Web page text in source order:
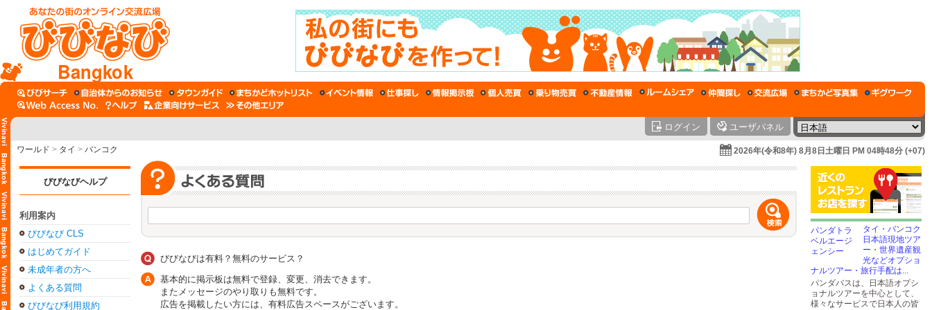
Bangkok
ログイン ユーザパネル
ワールド > タイ > バンコク 2026年(令和8年) 8月8日土曜日 PM 04時48分 (+07)
びびなびヘルプ
利用案内
びびなび CLS
はじめてガイド
未成年者の方へ
よくある質問
びびなび利用規約
びびなびは有料？無料のサービス？
基本的に掲示板は無料で登録、変更、消去できます。
またメッセージのやり取りも無料です。
広告を掲載したい方には、有料広告スペースがございます。
タイ・バンコク
日本語現地ツア
ー・世界遺産観
光などオプショ
ナルツアー・旅行手配は...
パンダバスは、日本語オプシ
ョナルツアーを中心として、
様々なサービスで日本人の皆